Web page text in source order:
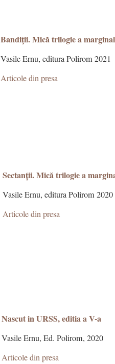
Bandiţii. Mică trilogie a
Vasile Ernu, editura Polirom 2021
Articole din presa
Sectanții. Mică trilogie a
Vasile Ernu, editura Polirom 2020
Articole din presa
Nascut in URSS, editia a V-a
Vasile Ernu, Ed. Polirom, 2020
Articole din presa